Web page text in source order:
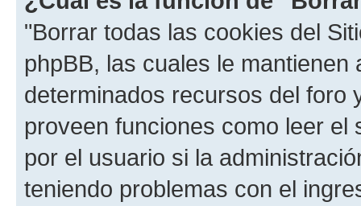
"Borrar todas las cookies del
phpBB, las cuales le
determinados recursos del foro
proveen funciones como leer el
por el usuario si la
teniendo problemas con el